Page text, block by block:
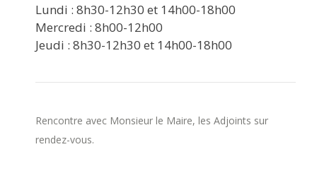
Lundi : 8h30-12h30 et 14h00-18h00
Mercredi : 8h00-12h00
Jeudi : 8h30-12h30 et 14h00-18h00
Rencontre avec Monsieur le Maire, les Adjoints sur
rendez-vous.